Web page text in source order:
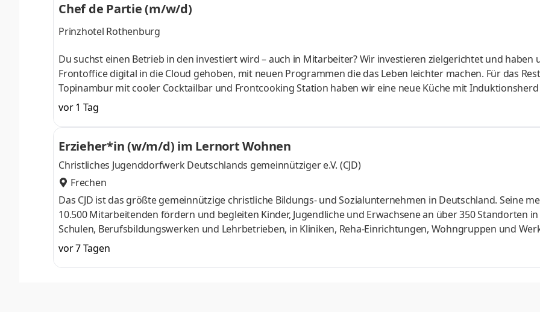
Chef de Partie (m/w/d)
Prinzhotel Rothenburg
Du suchst einen Betrieb in den investiert wird – auch in Mitarbeiter? Wir investieren zielgerichtet und haben
Frontoffice digital in die Cloud gehoben, mit neuen Programmen die das Leben leichter machen. Für das
Topinambur mit cooler Cocktailbar und Frontcooking Station haben wir eine neue Küche mit
Das Topinambur hat sich zum Restauranttipp für Gäste entwickelt, die das Außergewöhnliche suchen.
klimatisierte und ansprechende Tagungsräume inspirieren bis zu 35 Personen. Anstellungsart: Vollzeit
wirst gründlich eingearbeitet und im a la carte des beliebten Topinambur eingesetzt. Du hilfst auch mit beim
Produzieren des mise en place f
vor 1 Tag
Erzieher*in (w/m/d) im Lernort Wohnen
Christliches Jugenddorfwerk Deutschlands gemeinnütziger e.V. (CJD)
Frechen
Das CJD ist das größte gemeinnützige christliche Bildungs- und Sozialunternehmen in Deutschland. Seine
10.500 Mitarbeitenden fördern und begleiten Kinder, Jugendliche und Erwachsene an über 350 Standorten in
Schulen, Berufsbildungswerken und Lehrbetrieben, in Kliniken, Reha-Einrichtungen, Wohngruppen und
Im CJD Berufsbildungswerk Frechen in der Metropolregion Köln leben und lernen 200 junge Frauen und
während ihrer Rehabilitation. Sie absolvieren eine Erstberufsausbildung in über 30 Berufen. Sie haben Spaß
einem multiprofessionellen Team von Ausbilder*innen, Lehrer*innen, Sozialpädagog*innen und
vor 7 Tagen